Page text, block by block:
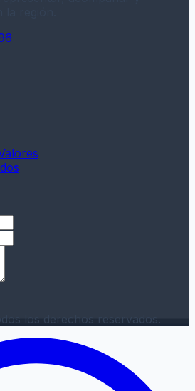
los derechos reservados.